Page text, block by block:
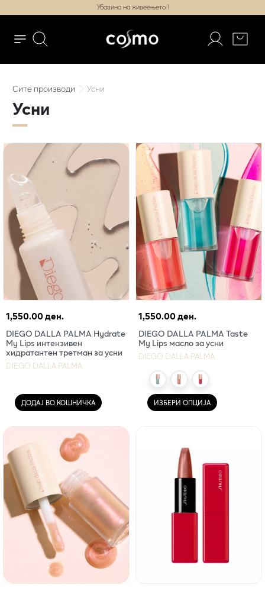
Убавина на живеењето !
Ситепроизводи Усни
Усни
1,550.00 ден.
DIEGO DALLA PALMA Hydrate
My Lips интензивен
хидратантен третман за усни
DIEGO DALLA PALMA
ДОДАЈ ВО КОШНИЧКА
1,550.00 ден.
DIEGO DALLA PALMA Taste
My Lips масло за усни
DIEGO DALLA PALMA
ИЗБЕРИ ОПЦИЈА